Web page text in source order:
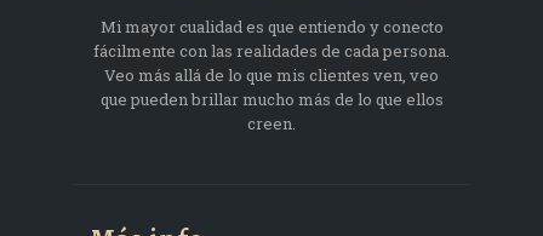
Mi mayor cualidad es que entiendo y conecto
fácilmente con las realidades de cada persona.
Veo más allá de lo que mis clientes ven, veo
que pueden brillar mucho más de lo que ellos
creen.